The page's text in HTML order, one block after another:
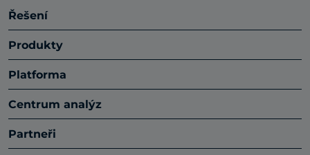
Řešení
Produkty
Platforma
Centrum analýz
Partneři